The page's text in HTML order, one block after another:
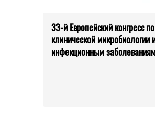
33-й Европейский конгресс по
клинической микробиологии
инфекционным